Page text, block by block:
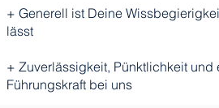
+ Generell ist Deine
lässt
+ Zuverlässigkeit, Pünktlichkeit
Führungskraft bei uns